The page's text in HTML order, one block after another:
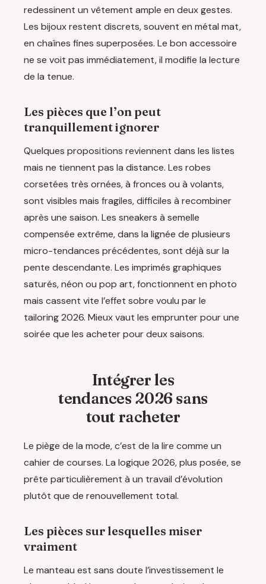
redessinent un vêtement ample en deux gestes.
Les bijoux restent discrets, souvent en métal mat,
en chaînes fines superposées. Le bon accessoire
ne se voit pas immédiatement, il modifie la lecture
de la tenue.
Les pièces que l’on peut
tranquillement ignorer
Quelques propositions reviennent dans les listes
mais ne tiennent pas la distance. Les robes
corsetées très ornées, à fronces ou à volants,
sont visibles mais fragiles, difficiles à recombiner
après une saison. Les sneakers à semelle
compensée extrême, dans la lignée de plusieurs
micro-tendances précédentes, sont déjà sur la
pente descendante. Les imprimés graphiques
saturés, néon ou pop art, fonctionnent en photo
mais cassent vite l’effet sobre voulu par le
tailoring 2026. Mieux vaut les emprunter pour une
soirée que les acheter pour deux saisons.
Intégrer les
tendances 2026 sans
tout racheter
Le piège de la mode, c’est de la lire comme un
cahier de courses. La logique 2026, plus posée, se
prête particulièrement à un travail d’évolution
plutôt que de renouvellement total.
Les pièces sur lesquelles miser
vraiment
Le manteau est sans doute l’investissement le